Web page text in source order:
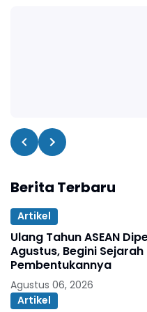
Berita Terbaru
Artikel
Ulang Tahun ASEAN
Agustus, Begini
Pembentukannya
Agustus 06, 2026
Artikel